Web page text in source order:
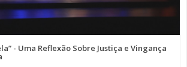
- Uma Reflexão Sobre Justiça e Vingança